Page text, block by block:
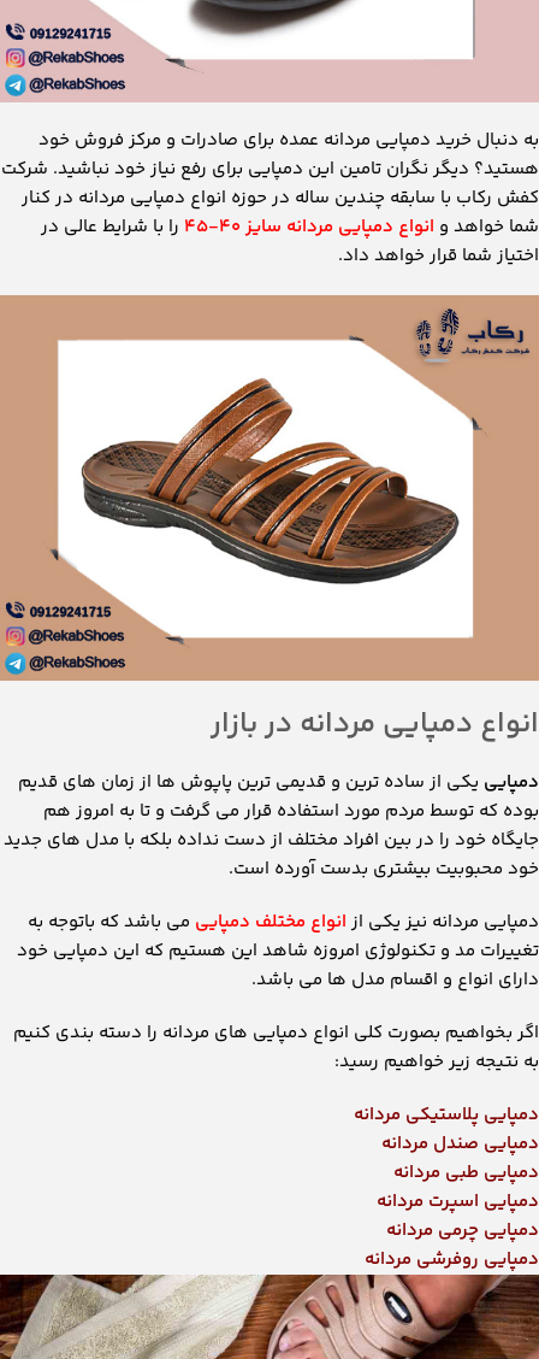
به دنبال خرید دمپایی مردانه عمده برای صادرات و مرکز فروش خود
هستید؟ دیگر نگران تامین این دمپایی برای رفع نیاز خود نباشید. شرکت
کفش رکاب با سابقه چندین ساله در حوزه انواع دمپایی مردانه در کنار
شما خواهد و انواع دمپایی مردانه سایز ۴۰-۴۵
را با شرایط عالی در
اختیاز شما قرار خواهد داد.
انواع دمپایی مردانه در بازار
دمپایی یکی از ساده ترین و قدیمی ترین پاپوش ها از زمان های قدیم
بوده که توسط مردم مورد استفاده قرار می گرفت و تا به امروز هم
جایگاه خود را در بین افراد مختلف از دست نداده بلکه با مدل های جدید
خود محبوبیت بیشتری بدست آورده است.
دمپایی مردانه نیز یکی ازانواع مختلف دمپایی می باشد که باتوجه به
تغییرات مد و تکنولوژی امروزه شاهد این هستیم که این دمپایی خود
دارای انواع و اقسام مدل ها می باشد.
اگر بخواهیم بصورت کلی انواع دمپایی های مردانه را دسته بندی کنیم
به نتیجه زیر خواهیم رسید:
دمپایی پلاستیکی مردانه
دمپایی صندل مردانه
دمپایی طبی مردانه
دمپایی اسپرت مردانه
دمپایی چرمی مردانه
دمپایی روفرشی مردانه